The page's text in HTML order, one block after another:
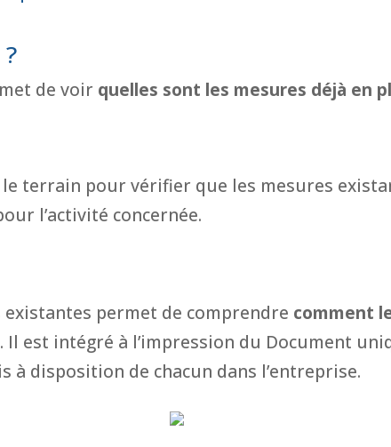
de voir quelles sont les mesures déjà en
terrain pour vérifier que les mesures
l’activité concernée.
permet de comprendre comment
. Il est intégré à l’impression du Document
disposition de chacun dans l’entreprise.